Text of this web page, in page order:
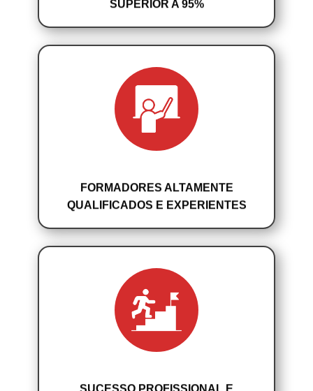
FORMADORES ALTAMENTE
QUALIFICADOS E EXPERIENTES
SUCESSO PROFISSIONAL E